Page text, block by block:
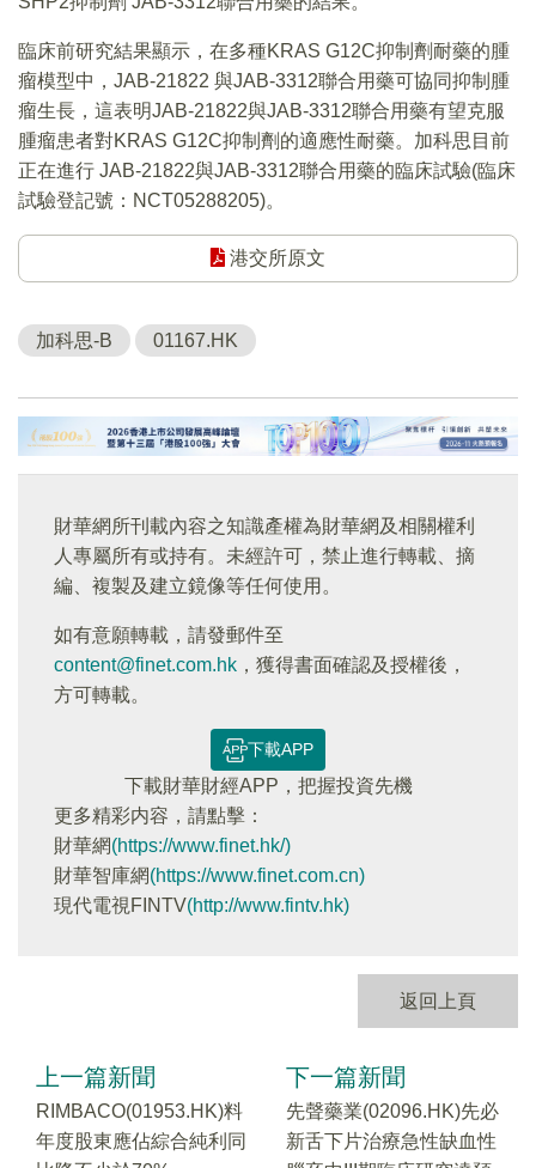
臨床前研究結果顯示，在多種KRAS G12C抑制劑耐藥的腫
瘤模型中，JAB-21822 與JAB-3312聯合用藥可協同抑制腫
瘤生長，這表明JAB-21822與JAB-3312聯合用藥有望克服
腫瘤患者對KRAS G12C抑制劑的適應性耐藥。加科思目前
正在進行 JAB-21822與JAB-3312聯合用藥的臨床試驗(臨床
試驗登記號：NCT05288205)。
港交所原文
加科思-B 01167.HK
財華網所刊載內容之知識產權為財華網及相關權利
人專屬所有或持有。未經許可，禁止進行轉載、摘
編、複製及建立鏡像等任何使用。
如有意願轉載，請發郵件至
content@finet.com.hk ，獲得書面確認及授權後，
方可轉載。
下載APP
下載財華財經APP，把握投資先機
更多精彩内容，請點擊：
財華網(https://www.finet.hk/)
財華智庫網(https://www.finet.com.cn)
現代電視FINTV(http://www.fintv.hk)
返回上頁
上一篇新聞
RIMBACO(01953.HK)料
年度股東應佔綜合純利同
下一篇新聞
先聲藥業(02096.HK)先必
新舌下片治療急性缺血性